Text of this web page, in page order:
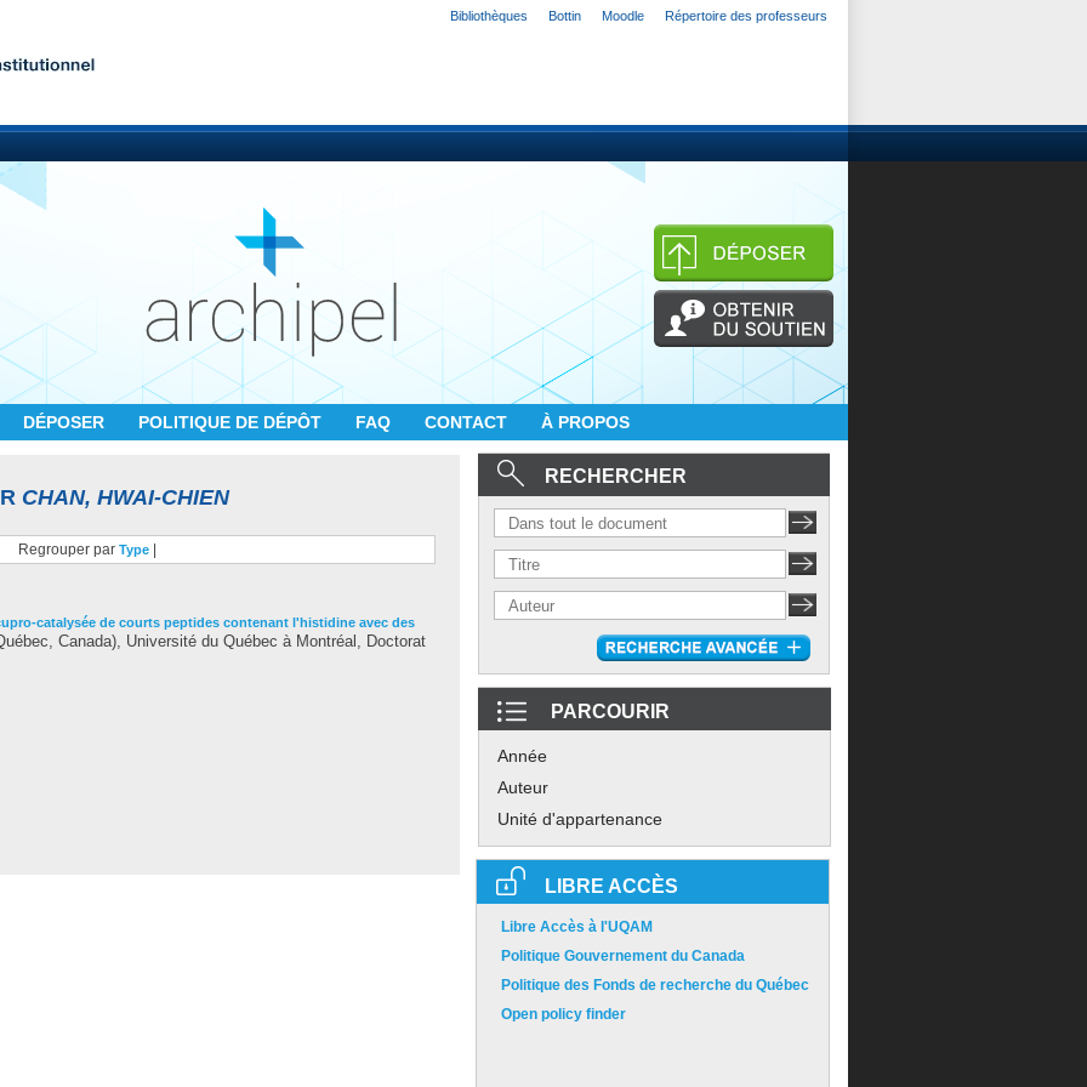
Bibliothèques Bottin Moodle Répertoire des professeurs
DÉPOSER POLITIQUE DE DÉPÔT FAQ CONTACT À PROPOS
CHAN, HWAI-CHIEN
Regrouper par Type
catalysée de courts peptides contenant l'histidine avec des
Canada), Université du Québec à Montréal, Doctorat
RECHERCHER
PARCOURIR
Année
Auteur
Unité d'appartenance
LIBRE ACCÈS
Libre Accès à l'UQAM
Politique Gouvernement du Canada
Politique des Fonds de recherche du Québec
Open policy finder